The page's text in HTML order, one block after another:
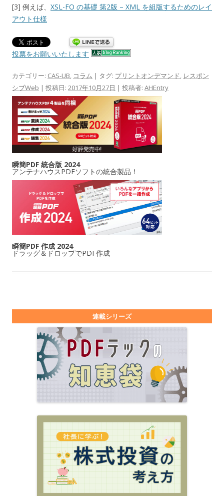
[3] 例えば、 XSL-FO の基礎 第2版 – XML を組版するためのレイ
アウト仕様
投票をお願いいたします
カテゴリー: CAS-UB, コラム | タグ: プリントオンデマンド, レスポン
シブWeb | 投稿日: 2017年10月27日 | 投稿者: AHEntry
瞬簡PDF 統合版 2024
アンテナハウスPDFソフトの統合製品！
瞬簡PDF 作成 2024
ドラッグ＆ドロップでPDF作成
連載シリーズ